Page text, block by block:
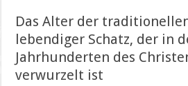
Das Alter der
lebendiger Schatz, der in
Jahrhunderten des
verwurzelt ist